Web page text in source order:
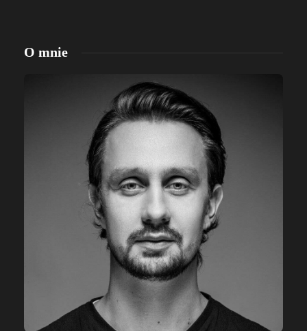
O mnie